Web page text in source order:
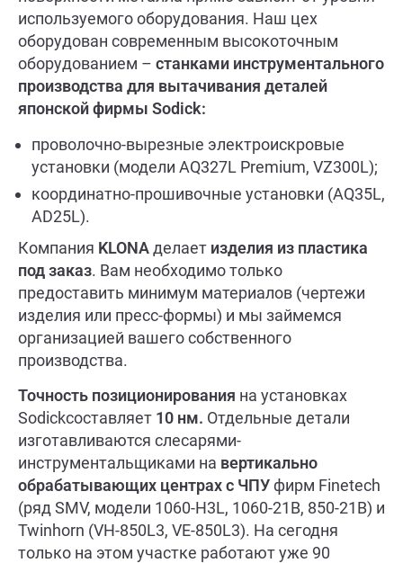
используемого оборудования. Наш цех
оборудован современным высокоточным
оборудованием – станками инструментального
производства для вытачивания деталей
японской фирмы Sodick:
проволочно-вырезные электроискровые
установки (модели AQ327L Premium, VZ300L);
координатно-прошивочные установки (AQ35L,
AD25L).
Компания KLONAделает изделия из пластика
под заказ. Вам необходимо только
предоставить минимум материалов (чертежи
изделия или пресс-формы) и мы займемся
организацией вашего собственного
производства.
Точность позиционирования на установках
Sodickсоставляет 10 нм. Отдельные детали
изготавливаются слесарями-
инструментальщиками на вертикально
обрабатывающих центрах с ЧПУ фирм Finetech
(ряд SMV, модели 1060-H3L, 1060-21B, 850-21B) и
Twinhorn (VH-850L3, VE-850L3). На сегодня
только на этом участке работают уже 90